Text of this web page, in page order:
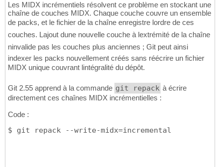
Les MIDX incrémentiels résolvent ce problème en stockant une
chaîne de couches MIDX. Chaque couche couvre un ensemble
de packs, et le fichier de la chaîne enregistre lordre de ces
couches. Lajout dune nouvelle couche à lextrémité de la chaîne
ninvalide pas les couches plus anciennes ; Git peut ainsi
indexer les packs nouvellement créés sans réécrire un fichier
MIDX unique couvrant lintégralité du dépôt.
Git 2.55 apprend à la commande git repack à écrire
directement ces chaînes MIDX incrémentielles :
Code :
$ git repack --write-midx=incremental